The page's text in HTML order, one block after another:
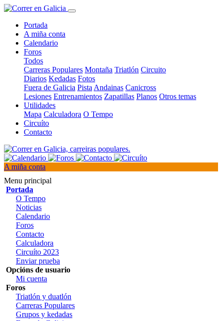
Portada
A miña conta
Calendario
Foros
Todos
Carreras Populares Montaña Triatlón Circuito
Diarios Kedadas Fotos
Fuera de Galicia Pista Andainas Canicross
Lesiones Entrenamientos Zapatillas Planos Otros temas
Utilidades
Mapa Calculadora O Tempo
Circuíto
Contacto
A miña conta
Menu principal
Portada
O Tempo
Noticias
Calendario
Foros
Contacto
Calculadora
Circuíto 2023
Enviar prueba
Opcións de usuario
Mi cuenta
Foros
Triatlón y duatlón
Carreras Populares
Grupos y kedadas